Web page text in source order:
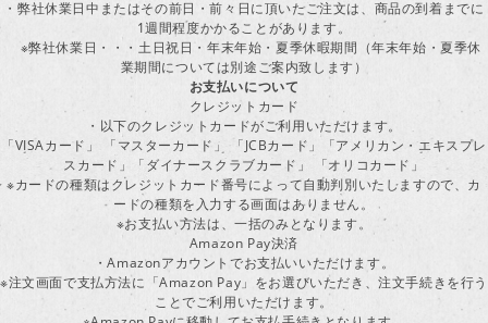
・弊社休業日中またはその前日・前々日に頂いたご注文は、商品の到着までに
1週間程度かかることがあります。
※弊社休業日・・・土日祝日・年末年始・夏季休暇期間（年末年始・夏季休
業期間については別途ご案内致します）
お支払いについて
クレジットカード
・以下のクレジットカードがご利用いただけます。
「VISAカード」 「マスターカード」 「JCBカード」「アメリカン・エキスプレ
スカード」「ダイナースクラブカード」 「オリコカード」
※カードの種類はクレジットカード番号によって自動判別いたしますので、カ
ードの種類を入力する画面はありません。
※お支払い方法は、一括のみとなります。
Amazon Pay決済
・Amazonアカウントでお支払いいただけます。
※注文画面で支払方法に「Amazon Pay」をお選びいただき、注文手続きを行う
ことでご利用いただけます。